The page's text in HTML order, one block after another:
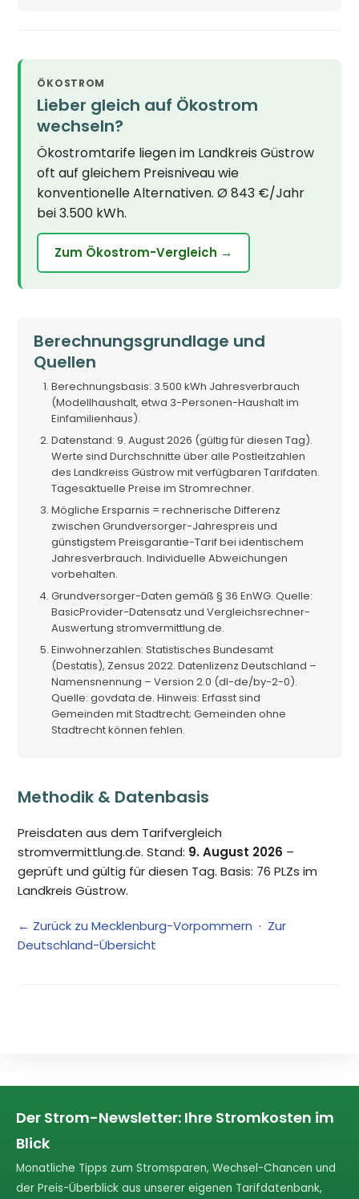
ÖKOSTROM
Lieber gleich auf Ökostrom
wechseln?
Ökostromtarife liegen im Landkreis Güstrow
oft auf gleichem Preisniveau wie
konventionelle Alternativen. Ø 843 €/Jahr
bei 3.500 kWh.
Zum Ökostrom-Vergleich →
Berechnungsgrundlage und
Quellen
Berechnungsbasis: 3.500 kWh Jahresverbrauch
(Modellhaushalt, etwa 3-Personen-Haushalt im
Einfamilienhaus).
Datenstand: 9. August 2026 (gültig für diesen Tag).
Werte sind Durchschnitte über alle Postleitzahlen
des Landkreiss Güstrow mit verfügbaren Tarifdaten.
Tagesaktuelle Preise im Stromrechner.
Mögliche Ersparnis = rechnerische Differenz
zwischen Grundversorger-Jahrespreis und
günstigstem Preisgarantie-Tarif bei identischem
Jahresverbrauch. Individuelle Abweichungen
vorbehalten.
Grundversorger-Daten gemäß § 36 EnWG. Quelle:
BasicProvider-Datensatz und Vergleichsrechner-
Auswertung stromvermittlung.de.
Einwohnerzahlen: Statistisches Bundesamt
(Destatis), Zensus 2022. Datenlizenz Deutschland –
Namensnennung – Version 2.0 (dl-de/by-2-0).
Quelle: govdata.de. Hinweis: Erfasst sind
Gemeinden mit Stadtrecht; Gemeinden ohne
Stadtrecht können fehlen.
Methodik & Datenbasis
Preisdaten aus dem Tarifvergleich
stromvermittlung.de. Stand: 9. August 2026 –
geprüft und gültig für diesen Tag. Basis: 76 PLZs im
Landkreis Güstrow.
← Zurück zu Mecklenburg-Vorpommern · Zur
Deutschland-Übersicht
Der Strom-Newsletter: Ihre Stromkosten im
Blick
Monatliche Tipps zum Stromsparen, Wechsel-Chancen und
der Preis-Überblick aus unserer eigenen Tarifdatenbank,